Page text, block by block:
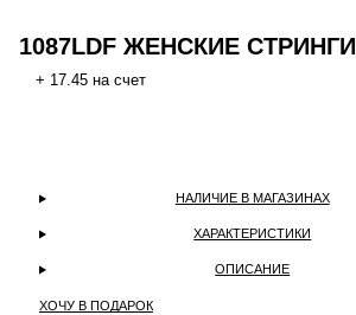
1087LDF ЖЕНСКИЕ СТРИНГИ
+ 17.45 на счет
НАЛИЧИЕ В МАГАЗИНАХ
ХАРАКТЕРИСТИКИ
ОПИСАНИЕ
ХОЧУ В ПОДАРОК